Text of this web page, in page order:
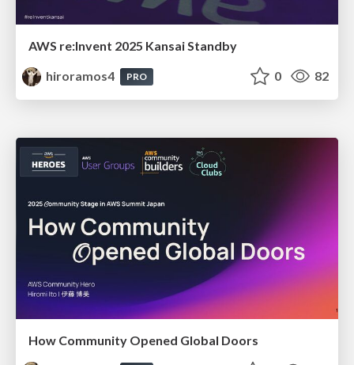
AWS re:Invent 2025 Kansai Standby
hiroramos4
PRO 0 82
How Community Opened Global Doors